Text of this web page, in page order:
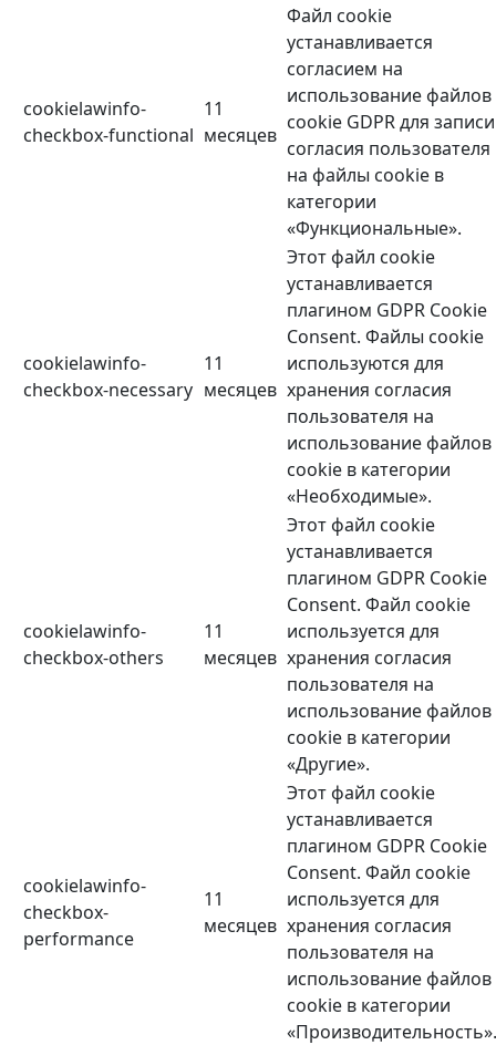
cookielawinfo-
checkbox-functional
11
месяцев
Файл cookie
устанавливается
согласием на
использование файлов
cookie GDPR для записи
согласия пользователя
на файлы cookie в
категории
«Функциональные».
cookielawinfo-
checkbox-necessary
11
месяцев
Этот файл cookie
устанавливается
плагином GDPR Cookie
Consent. Файлы cookie
используются для
хранения согласия
пользователя на
использование файлов
cookie в категории
«Необходимые».
cookielawinfo-
checkbox-others
11
месяцев
Этот файл cookie
устанавливается
плагином GDPR Cookie
Consent. Файл cookie
используется для
хранения согласия
пользователя на
использование файлов
cookie в категории
«Другие».
cookielawinfo-
checkbox-
performance
11
месяцев
Этот файл cookie
устанавливается
плагином GDPR Cookie
Consent. Файл cookie
используется для
хранения согласия
пользователя на
использование файлов
cookie в категории
«Производительность».